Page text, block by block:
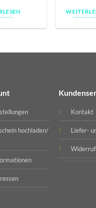
hochladen/
Kontakt
Liefer-